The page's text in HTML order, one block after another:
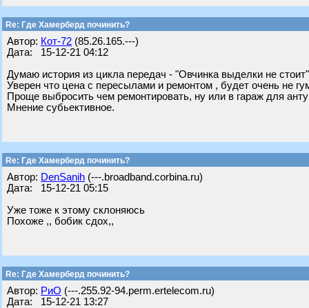
Re: Где Хамерберд починить?
Автор: Кот-72 (85.26.165.---)
Дата: 15-12-21 04:12
Думаю история из цикла передач - "Овчинка выделки не
Уверен что цена с пересылами и ремонтом , будет очень не
Проще выбросить чем ремонтировать, ну или в гараж для
Мнение субьективное.
Re: Где Хамерберд починить?
Автор: DenSanih (---.broadband.corbina.ru)
Дата: 15-12-21 05:15
Уже тоже к этому склоняюсь
Похоже ,, бобик сдох,,
Re: Где Хамерберд починить?
Автор: РиО (---.255.92-94.perm.ertelecom.ru)
Дата: 15-12-21 13:27